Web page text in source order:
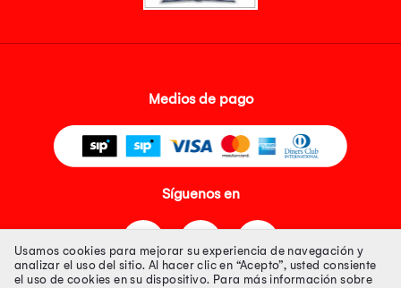
Medios de pago
Síguenos en
Usamos cookies para mejorar su experiencia de navegación y
analizar el uso del sitio. Al hacer clic en “Acepto”, usted consiente
el uso de cookies en su dispositivo. Para más información sobre